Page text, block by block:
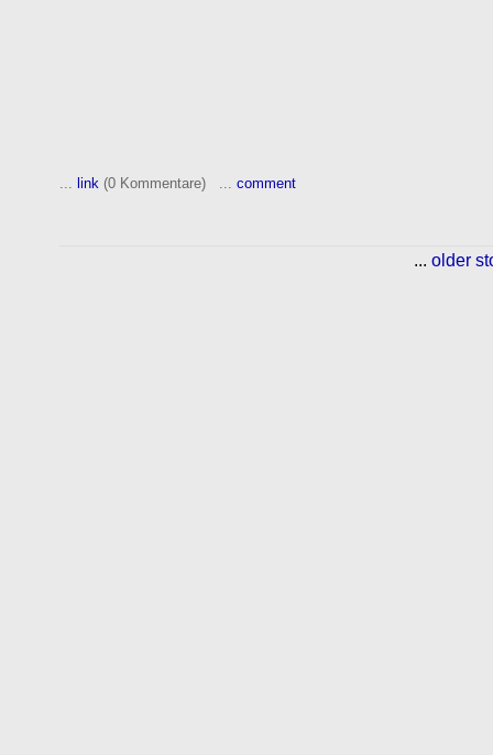
... link (0 Kommentare) ... comment
... older